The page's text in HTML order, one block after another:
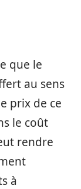
que le
au sens
prix de ce
le coût
rendre
à